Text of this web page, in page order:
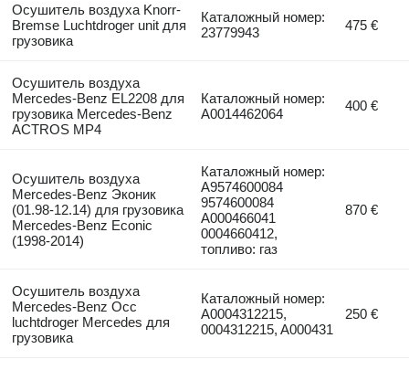
Осушитель воздуха Knorr-
Bremse Luchtdroger unit для
грузовика
Каталожный номер:
23779943
475 €
Осушитель воздуха
Mercedes-Benz EL2208 для
грузовика Mercedes-Benz
ACTROS MP4
Каталожный номер:
A0014462064
400 €
Осушитель воздуха
Mercedes-Benz Эконик
(01.98-12.14) для грузовика
Mercedes-Benz Econic
(1998-2014)
Каталожный номер:
A9574600084
9574600084
A000466041
0004660412,
топливо: газ
870 €
Осушитель воздуха
Mercedes-Benz Occ
luchtdroger Mercedes для
грузовика
Каталожный номер:
A0004312215,
0004312215, A000431
250 €